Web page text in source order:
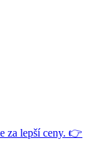
za lepší ceny. 👉